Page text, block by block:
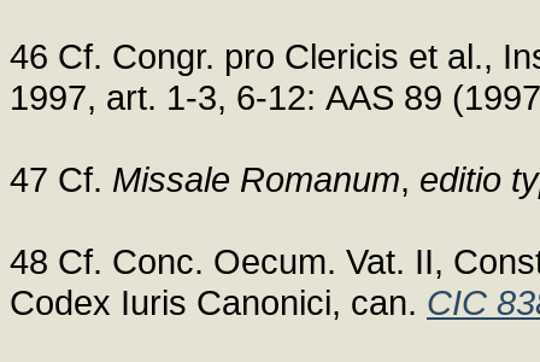
46 Cf. Congr. pro Clericis et al.,
1997, art. 1-3, 6-12: AAS 89
47 Cf. Missale Romanum, editio
48 Cf. Conc. Oecum. Vat. II,
Codex Iuris Canonici, can. CIC